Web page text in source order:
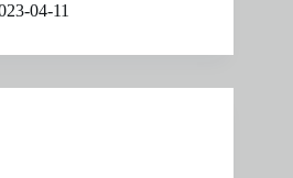
04-11